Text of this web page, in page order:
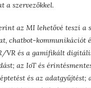
szervezőkkel.
az MI lehetővé teszi a
chatbot-kommunikációt
VR és a gamifikált
az IoT és
és az adatgyűjtést;